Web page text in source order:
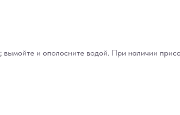
и ополосните водой. При наличии